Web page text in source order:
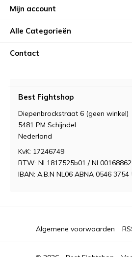
Mijn account
Alle Categorieën
Contact
Best Fightshop
Diepenbrockstraat 6 (geen winkel)
5481 PM Schijndel
Nederland
KvK: 17246749
BTW: NL1817525b01 /
IBAN: A.B.N NL06 ABNA 0546 3754
Algemene voorwaarden